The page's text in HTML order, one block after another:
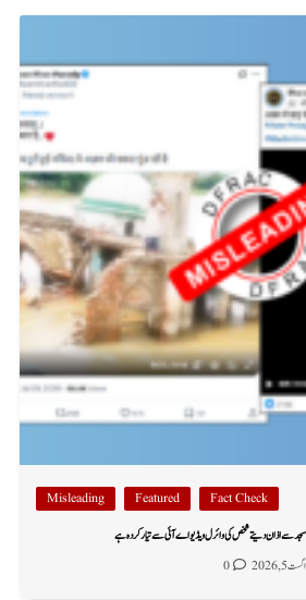
Fact Check
Featured
Misleading
سے اذان دیتے شخص کی وائرل ویڈیو اے آئی سے تیار کردہ ہے
اگست 5, 2026 0